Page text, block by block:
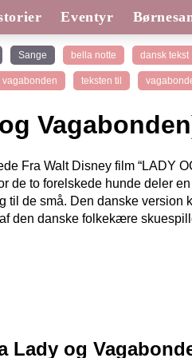
Eventyr
Sange bella notte dansk tekst
vagabonden teksten til
Fra Walt Disney film “LADY
de to forelskede hunde deler
til de små. Den danske version
den danske folkekære
Lady og